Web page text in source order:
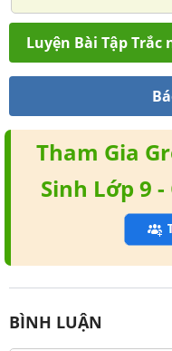
Luyện Bài Tập Trắc
Tham Gia
Sinh Lớp 9
BÌNH LUẬN